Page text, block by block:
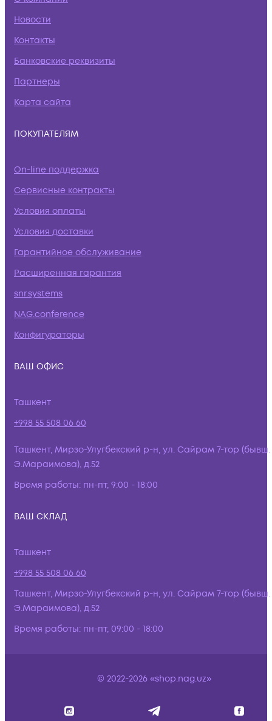
Новости
Контакты
Банковские реквизиты
Партнеры
Карта сайта
ПОКУПАТЕЛЯМ
On-line поддержка
Сервисные контракты
Условия оплаты
Условия доставки
Гарантийное обслуживание
Расширенная гарантия
snr.systems
NAG.conference
Конфигураторы
ВАШ ОФИС
Ташкент
+998 55 508 06 60
Ташкент, Мирзо-Улугбекский р-н, ул. Сайрам 7-тор (бывш.
Э.Мараимова), д.52
Время работы: пн-пт, 9:00 - 18:00
ВАШ СКЛАД
Ташкент
+998 55 508 06 60
Ташкент, Мирзо-Улугбекский р-н, ул. Сайрам 7-тор (бывш.
Э.Мараимова), д.52
Время работы: пн-пт, 09:00 - 18:00
© 2022-2026 «shop.nag.uz»